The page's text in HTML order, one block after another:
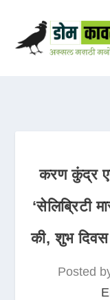
करण कुंद्र
‘सेलिब्रिटी
की, शुभ दिवस
Posted